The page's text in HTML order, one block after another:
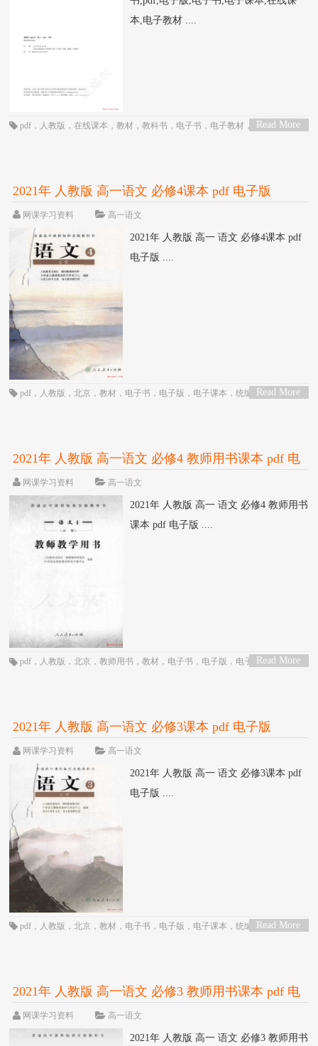
本,电子教材 ....
Read More
pdf ， 人教版 ，在线课本 ，教材 ，教科书 ， 电子书 ， 电子教材 ， 电子版 ， 电
2021年 人教版 高一语文 必修4课本 pdf 电子版
网课学习资料 高一语文
2021年 人教版 高一 语文 必修4课本 pdf
电子版 ....
Read More
pdf ， 人教版 ，北京 ，教材 ， 电子书 ， 电子版 ， 电子课本 ，统编版，网课 ，
2021年 人教版 高一语文 必修4 教师用书课本 pdf 电
子版
网课学习资料 高一语文
2021年 人教版 高一 语文 必修4 教师用书
课本 pdf 电子版 ....
Read More
pdf ， 人教版 ，北京 ，教师用书 ，教材 ， 电子书 ， 电子版 ， 电子课本， 统编
2021年 人教版 高一语文 必修3课本 pdf 电子版
网课学习资料 高一语文
2021年 人教版 高一 语文 必修3课本 pdf
电子版 ....
Read More
pdf ， 人教版 ，北京 ，教材 ， 电子书 ， 电子版 ， 电子课本 ，统编版，网课，
2021年 人教版 高一语文 必修3 教师用书课本 pdf 电
子版
网课学习资料 高一语文
2021年 人教版 高一 语文 必修3 教师用书